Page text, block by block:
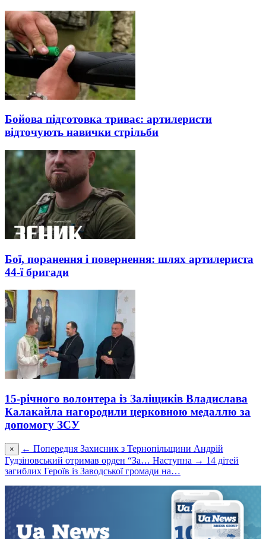
Бойова підготовка триває: артилеристи
відточують навички стрільби
Бої, поранення і повернення: шлях артилериста
44-ї бригади
15-річного волонтера із Заліщиків Владислава
Калакайла нагородили церковною медаллю за
допомогу ЗСУ
× ← Попередня Захисник з Тернопільщини Андрій
Гудзіновський отримав орден “За… Наступна → 14 дітей
загиблих Героїв із Заводської громади на…